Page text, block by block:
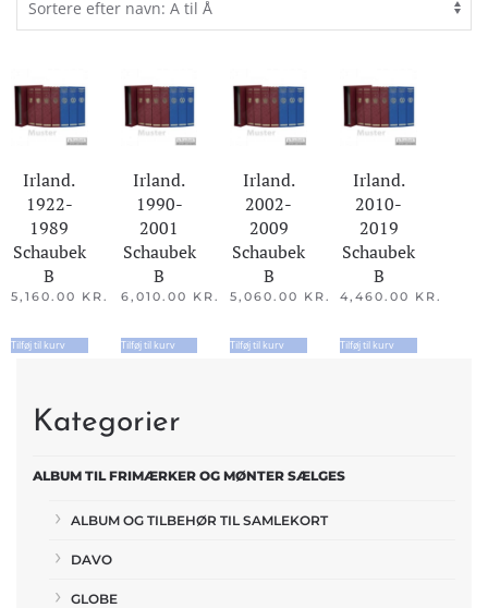
Irland.
1922-
1989
Schaubek
B
5,160.00 KR.
Tilføj til kurv
Irland.
1990-
2001
Schaubek
B
6,010.00 KR.
Tilføj til kurv
Irland.
2002-
2009
Schaubek
B
5,060.00 KR.
Tilføj til kurv
Irland.
2010-
2019
Schaubek
B
4,460.00 KR.
Tilføj til kurv
Kategorier
ALBUM TIL FRIMÆRKER OG MØNTER SÆLGES
ALBUM OG TILBEHØR TIL SAMLEKORT
DAVO
GLOBE